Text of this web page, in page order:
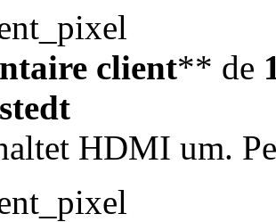
client** de
HDMI um.